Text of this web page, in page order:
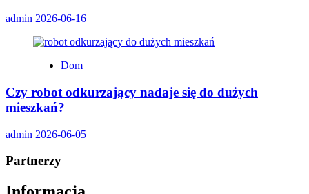
admin 2026-06-16
Dom
Czy robot odkurzający nadaje się do dużych
mieszkań?
admin 2026-06-05
Partnerzy